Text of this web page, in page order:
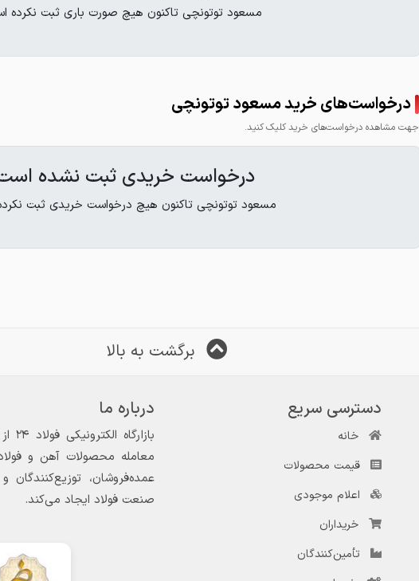
مسعود توتونچی تاکنون هیچ صورت باری ثبت نکرده
درخواست‌های خرید مسعود توتونچی
جهت مشاهده درخواست‌های خرید کلیک کنید.
درخواست خریدی ثبت نشده
مسعود توتونچی تاکنون هیچ درخواست خریدی ثبت
برگشت به بالا
دسترسی سریع
خانه
قیمت محصولات
اعلام موجودی
خریداران
تأمین‌کنندگان
درباره ما
معامله محصولات آهن و فولاد
عمده‌فروشان،
صنعت فولاد ایجاد می‌کند.